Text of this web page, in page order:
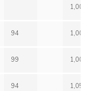
1,00
94 1,00
99 1,00
94 1,05